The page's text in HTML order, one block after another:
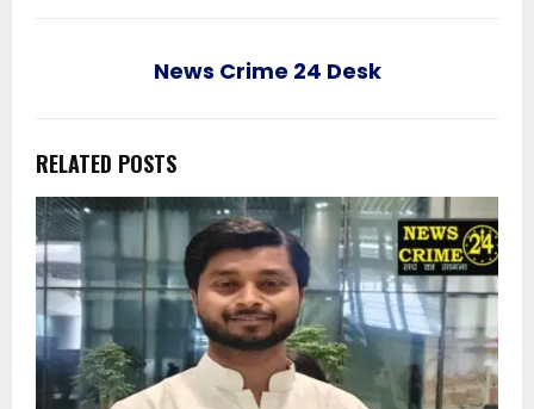
News Crime 24 Desk
RELATED POSTS